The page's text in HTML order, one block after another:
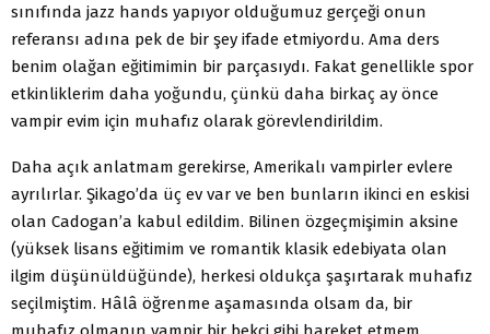
sınıfında jazz hands yapıyor olduğumuz gerçeği onun
referansı adına pek de bir şey ifade etmiyordu. Ama ders
benim olağan eğitimimin bir parçasıydı. Fakat genellikle spor
etkinliklerim daha yoğundu, çünkü daha birkaç ay önce
vampir evim için muhafız olarak görevlendirildim.
Daha açık anlatmam gerekirse, Amerikalı vampirler evlere
ayrılırlar. Şikago’da üç ev var ve ben bunların ikinci en eskisi
olan Cadogan’a kabul edildim. Bilinen özgeçmişimin aksine
(yüksek lisans eğitimim ve romantik klasik edebiyata olan
ilgim düşünüldüğünde), herkesi oldukça şaşırtarak muhafız
seçilmiştim. Hâlâ öğrenme aşamasında olsam da, bir